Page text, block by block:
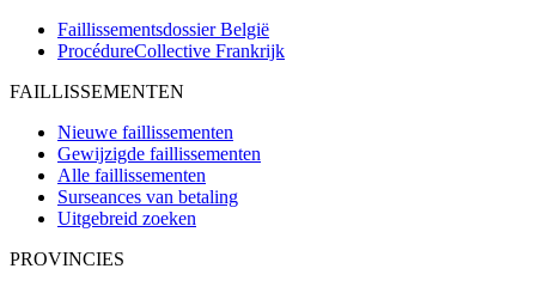
Faillissementsdossier België
ProcédureCollective Frankrijk
FAILLISSEMENTEN
Nieuwe faillissementen
Gewijzigde faillissementen
Alle faillissementen
Surseances van betaling
Uitgebreid zoeken
PROVINCIES